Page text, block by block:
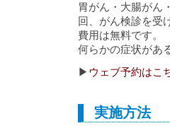
胃がん・大腸がん
回、がん検診を受
費用は無料です。
何らかの症状があ
▶ ウェブ予約はこ
実施方法